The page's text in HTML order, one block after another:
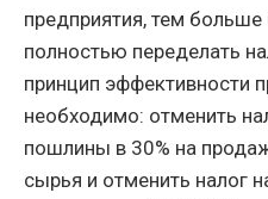
предприятия, тем
полностью переделать
принцип эффективности
необходимо: отменить
пошлины в 30% на
сырья и отменить налог